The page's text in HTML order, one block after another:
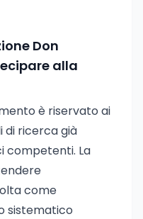
Don
alla
è riservato ai
di ricerca già
competenti. La
come
sistematico